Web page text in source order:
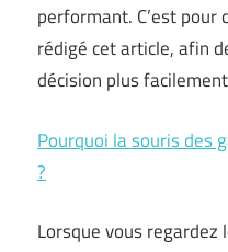
performant. C’est
rédigé cet article, afin
décision plus
Pourquoi la souris des
?
Lorsque vous regardez